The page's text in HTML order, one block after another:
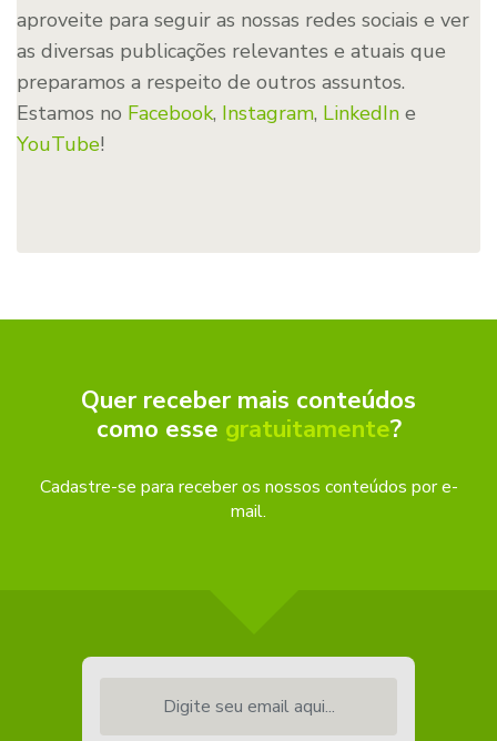
aproveite para seguir as nossas redes sociais e ver
as diversas publicações relevantes e atuais que
preparamos a respeito de outros assuntos.
Estamos no Facebook, Instagram, LinkedIn e
YouTube!
Quer receber mais conteúdos
como esse gratuitamente?
Cadastre-se para receber os nossos conteúdos por e-
mail.